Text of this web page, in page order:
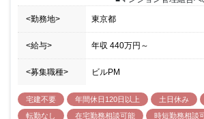
<勤務地> 東京都
<給与> 年収 440万円 ～
<募集職種> ビルPM
宅建不要 年間休日120日以上 土日休み
転勤なし
在宅勤務相談可能
時短勤務相談